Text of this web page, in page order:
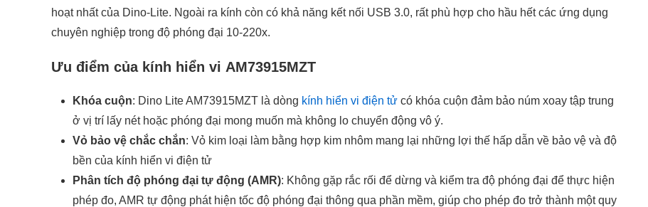
hoạt nhất của Dino-Lite. Ngoài ra kính còn có khả năng kết nối USB 3.0, rất phù hợp cho hầu hết các ứng dụng
chuyên nghiệp trong độ phóng đại 10-220x.
Ưu điểm của kính hiển vi AM73915MZT
Khóa cuộn: Dino Lite AM73915MZT là dòng kính hiển vi điện tử có khóa cuộn đảm bảo núm xoay tập trung
ở vị trí lấy nét hoặc phóng đại mong muốn mà không lo chuyển động vô ý.
Vỏ bảo vệ chắc chắn: Vỏ kim loại làm bằng hợp kim nhôm mang lại những lợi thế hấp dẫn về bảo vệ và độ
bền của kính hiển vi điện tử
Phân tích độ phóng đại tự động (AMR): Không gặp rắc rối để dừng và kiểm tra độ phóng đại để thực hiện
phép đo, AMR tự động phát hiện tốc độ phóng đại thông qua phần mềm, giúp cho phép đo trở thành một quy